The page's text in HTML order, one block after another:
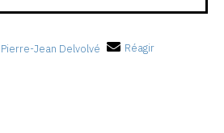
Pierre-Jean Delvolvé Réagir